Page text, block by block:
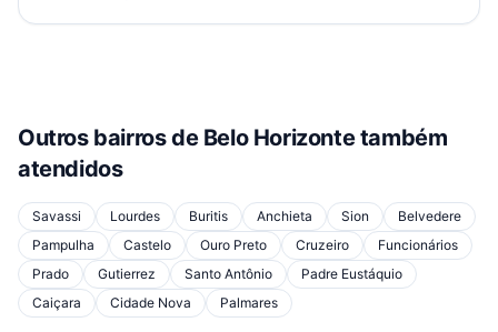
Outros bairros de Belo Horizontetambém
atendidos
Savassi Lourdes Buritis Anchieta Sion
Belvedere
Pampulha
Castelo Ouro Preto Cruzeiro
Funcionários
Prado
Gutierrez Santo Antônio
Padre Eustáquio
Caiçara
Cidade Nova Palmares